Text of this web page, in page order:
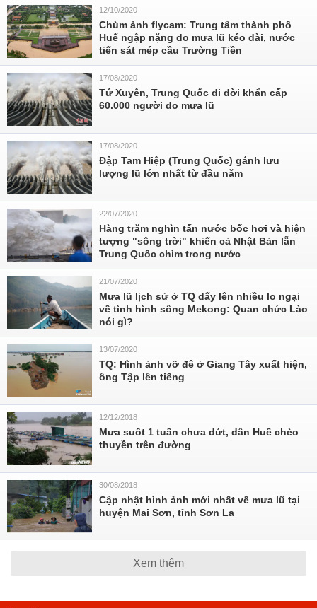
12/10/2020
Chùm ảnh flycam: Trung tâm thành phố
Huế ngập nặng do mưa lũ kéo dài, nước
tiến sát mép cầu Trường Tiền
17/08/2020
Tứ Xuyên, Trung Quốc di dời khẩn cấp
60.000 người do mưa lũ
17/08/2020
Đập Tam Hiệp (Trung Quốc) gánh lưu
lượng lũ lớn nhất từ đầu năm
22/07/2020
Hàng trăm nghìn tấn nước bốc hơi và hiện
tượng "sông trời" khiến cả Nhật Bản lẫn
Trung Quốc chìm trong nước
21/07/2020
Mưa lũ lịch sử ở TQ dấy lên nhiều lo ngại
về tình hình sông Mekong: Quan chức Lào
nói gì?
13/07/2020
TQ: Hình ảnh vỡ đê ở Giang Tây xuất hiện,
ông Tập lên tiếng
12/12/2018
Mưa suốt 1 tuần chưa dứt, dân Huế chèo
thuyền trên đường
30/08/2018
Cập nhật hình ảnh mới nhất về mưa lũ tại
huyện Mai Sơn, tỉnh Sơn La
Xem thêm